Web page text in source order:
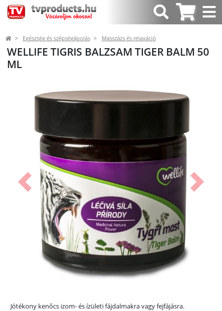
Egészség és szépségápolás Masszázs és relaxáció
WELLIFE TIGRIS BALZSAM TIGER BALM 50
ML
Előző
Jótékony kenőcs izom- és ízületi fájdalmakra vagy fejfájásra.